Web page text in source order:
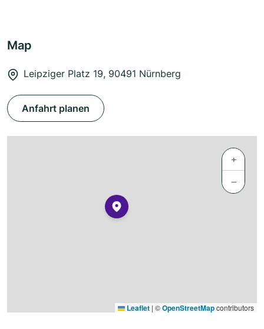
Map
Leipziger Platz 19, 90491 Nürnberg
Anfahrt planen
+
−
Leaflet | ©OpenStreetMapcontributors